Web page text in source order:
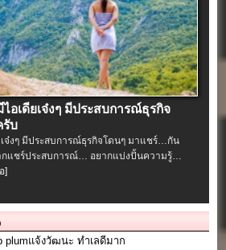
ไอเดียเจ๋งๆ มีประสบการณ์ธุรกิจ
บ
เจ๋งๆ มีประสบการณ์ธุรกิจโดนๆ มาแชร์…กัน
กแชร์ประสบการณ์… อยากแบ่งปั้นความรู้…
]
plumแจ้งวัฒนะ ทำเลดีมาก